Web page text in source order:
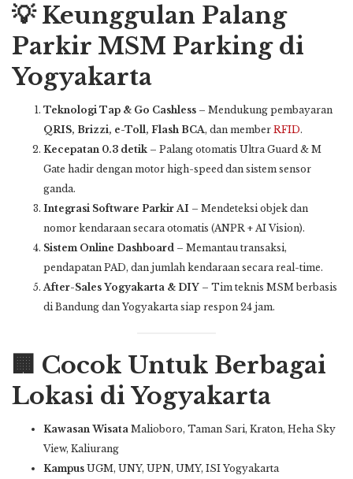
💡 Keunggulan Palang
Parkir MSM Parking di
Yogyakarta
Teknologi Tap & Go Cashless – Mendukung pembayaran
QRIS, Brizzi, e-Toll, Flash BCA, dan member RFID.
Kecepatan 0.3 detik – Palang otomatis Ultra Guard & M
Gate hadir dengan motor high-speed dan sistem sensor
ganda.
Integrasi Software Parkir AI – Mendeteksi objek dan
nomor kendaraan secara otomatis (ANPR + AI Vision).
Sistem Online Dashboard – Memantau transaksi,
pendapatan PAD, dan jumlah kendaraan secara real-time.
After-Sales Yogyakarta & DIY – Tim teknis MSM berbasis
di Bandung dan Yogyakarta siap respon 24 jam.
🏢 Cocok Untuk Berbagai
Lokasi di Yogyakarta
Kawasan Wisata Malioboro, Taman Sari, Kraton, Heha Sky
View, Kaliurang
Kampus UGM, UNY, UPN, UMY, ISI Yogyakarta